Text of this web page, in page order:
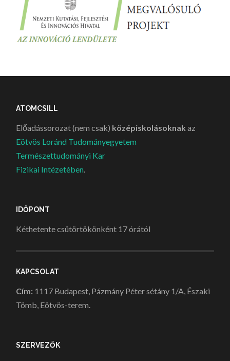
ATOMCSILL
Előadássorozat (nem csak) középiskolásoknak az
Eötvös Loránd Tudományegyetem
Természettudományi Kar
Fizikai Intézetében.
IDŐPONT
Kéthetente csütörtökönként 17 órától
KAPCSOLAT
Cím: 1117 Budapest, Pázmány Péter sétány 1/A, Északi
Tömb, Eötvös-terem.
SZERVEZŐK